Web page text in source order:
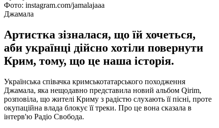
Фото: instagram.com/jamalajaaa
Джамала
Артистка зізналася, що їй хочеться,
аби українці дійсно хотіли повернути
Крим, тому, що це наша історія.
Українська співачка кримськотатарського походження
Джамала, яка нещодавно представила новий альбом Qirim,
розповіла, що жителі Криму з радістю слухають її пісні, проте
окупаційна влада блокує її треки. Про це вона сказала в
інтерв'ю Радіо Свобода.